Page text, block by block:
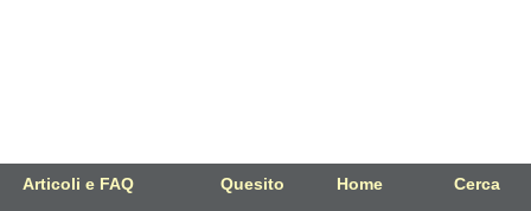
Articoli e FAQ Quesito Home Cerca